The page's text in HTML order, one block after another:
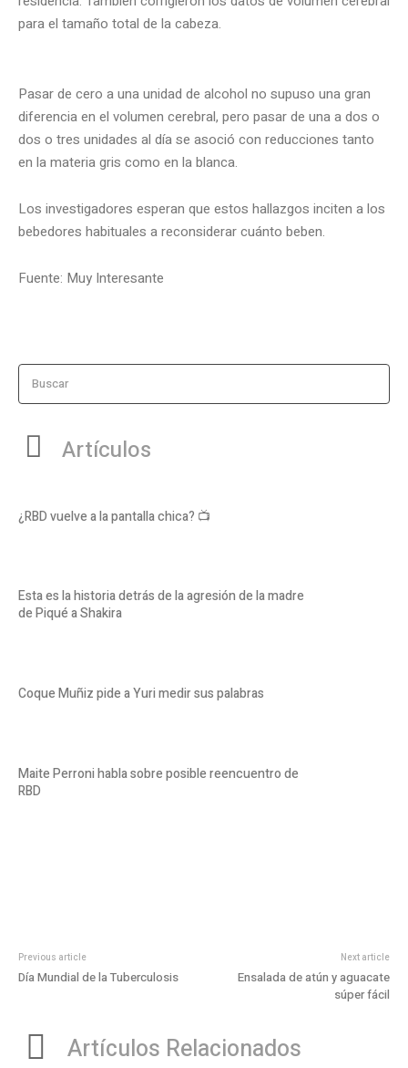
para el tamaño total de la cabeza.
Pasar de cero a una unidad de alcohol no supuso una gran
diferencia en el volumen cerebral, pero pasar de una a dos o
dos o tres unidades al día se asoció con reducciones tanto
en la materia gris como en la blanca.
Los investigadores esperan que estos hallazgos inciten a los
bebedores habituales a reconsiderar cuánto beben.
Fuente: Muy Interesante
Buscar
Artículos
¿RBD vuelve a la pantalla chica? 📺
Esta es la historia detrás de la agresión de la madre
de Piqué a Shakira
Coque Muñiz pide a Yuri medir sus palabras
Maite Perroni habla sobre posible reencuentro de
RBD
Previous article
Día Mundial de la Tuberculosis
Next article
Ensalada de atún y aguacate
súper fácil
Artículos Relacionados